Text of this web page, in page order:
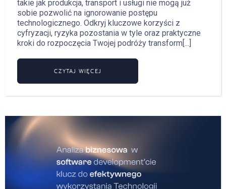
takie jak produkcja, transport i usługi nie mogą już
sobie pozwolić na ignorowanie postępu
technologicznego. Odkryj kluczowe korzyści z
cyfryzacji, ryzyka pozostania w tyle oraz praktyczne
kroki do rozpoczęcia Twojej podróży transform[...]
CZYTAJ WIĘCEJ